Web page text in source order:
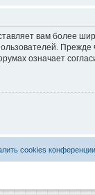
вам более
Прежде
означает
cookies конференции